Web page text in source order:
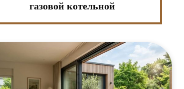
газовой котельной